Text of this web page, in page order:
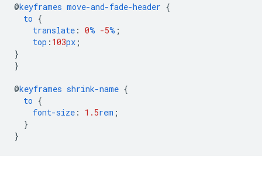
@keyframes move-and-fade-header {
to {
translate : 0% -5% ;
top : 103px ;
}
}
@keyframes shrink-name {
to {
font-size : 1.5rem ;
}
}